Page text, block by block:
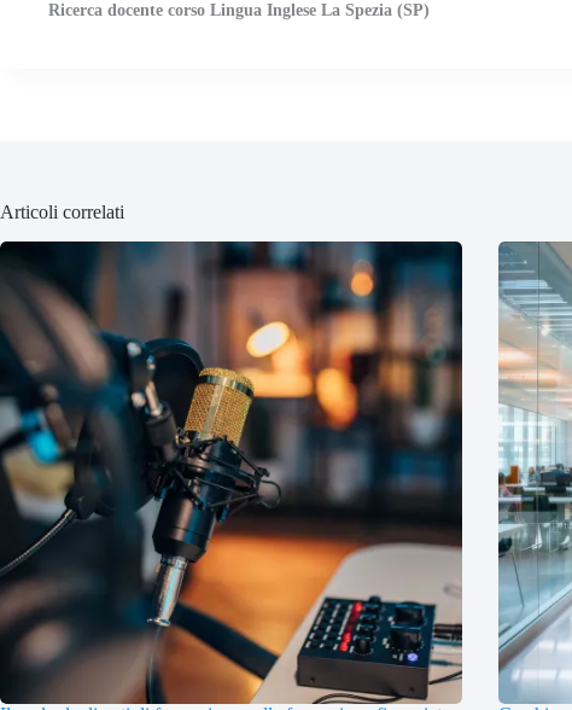
Ricerca docente corso Lingua Inglese La Spezia (SP)
Articoli correlati